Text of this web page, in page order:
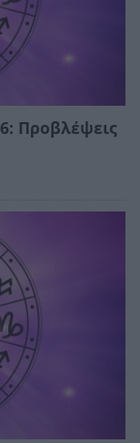
Προβλέψεις